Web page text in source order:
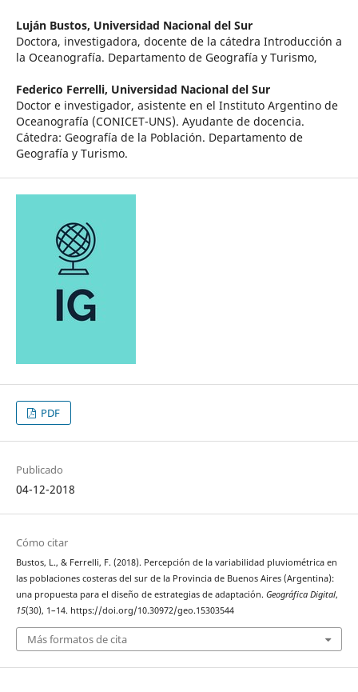
Luján Bustos, Universidad Nacional del Sur
Doctora, investigadora, docente de la cátedra Introducción a
la Oceanografía. Departamento de Geografía y Turismo,
Federico Ferrelli, Universidad Nacional del Sur
Doctor e investigador, asistente en el Instituto Argentino de
Oceanografía (CONICET-UNS). Ayudante de docencia.
Cátedra: Geografía de la Población. Departamento de
Geografía y Turismo.
PDF
Publicado
04-12-2018
Cómo citar
Bustos, L., & Ferrelli, F. (2018). Percepción de la variabilidad pluviométrica en
las poblaciones costeras del sur de la Provincia de Buenos Aires (Argentina):
una propuesta para el diseño de estrategias de adaptación. Geográfica Digital,
15(30), 1–14. https://doi.org/10.30972/geo.15303544
Más formatos de cita